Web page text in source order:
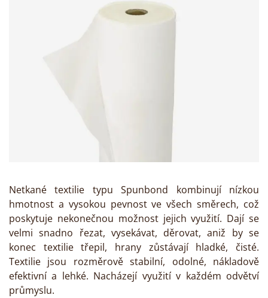
Netkané textilie typu Spunbond kombinují nízkou
hmotnost a vysokou pevnost ve všech směrech, což
poskytuje nekonečnou možnost jejich využití. Dají se
velmi snadno řezat, vysekávat, děrovat, aniž by se
konec textilie třepil, hrany zůstávají hladké, čisté.
Textilie jsou rozměrově stabilní, odolné, nákladově
efektivní a lehké. Nacházejí využití v každém odvětví
průmyslu.